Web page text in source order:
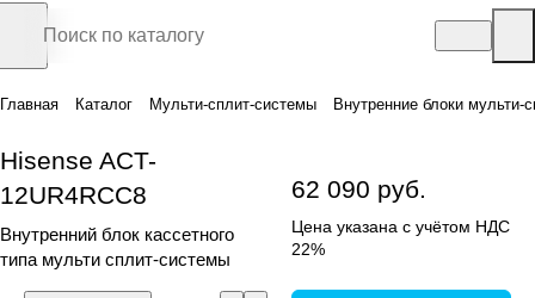
Главная Каталог Мульти-сплит-системы Внутренние блоки мульти-
Hisense ACT-
12UR4RCC8
Внутренний блок кассетного
типа мульти сплит-системы
62 090 руб.
Цена указана с учётом НДС
22%